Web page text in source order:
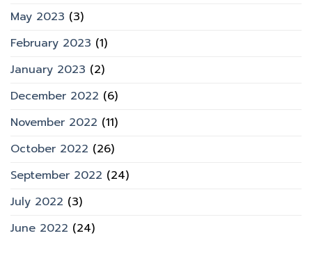
May 2023 (3)
February 2023 (1)
January 2023 (2)
December 2022 (6)
November 2022 (11)
October 2022 (26)
September 2022 (24)
July 2022 (3)
June 2022 (24)